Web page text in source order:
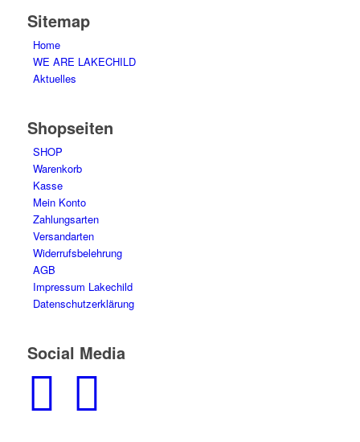
Sitemap
Home
WE ARE LAKECHILD
Aktuelles
Shopseiten
SHOP
Warenkorb
Kasse
Mein Konto
Zahlungsarten
Versandarten
Widerrufsbelehrung
AGB
Impressum Lakechild
Datenschutzerklärung
Social Media